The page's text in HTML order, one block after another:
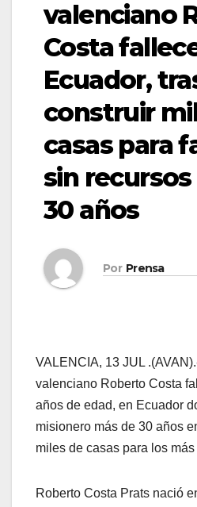
valenciano
Costa
Ecuador,
construir
casas para
sin
30 años
Por Prensa
VALENCIA, 13 JUL
valenciano Roberto Costa
años de edad, en Ecuador
misionero más de 30 años
miles de casas para los
Roberto Costa Prats nació